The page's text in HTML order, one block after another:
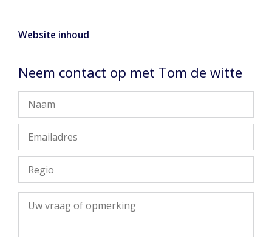
Website inhoud
Neem contact op met Tom de witte